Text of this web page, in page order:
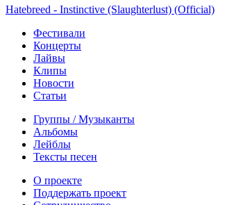
Hatebreed - Instinctive (Slaughterlust) (Official)
Фестивали
Концерты
Лайвы
Клипы
Новости
Статьи
Группы / Музыканты
Альбомы
Лейблы
Тексты песен
О проекте
Поддержать проект